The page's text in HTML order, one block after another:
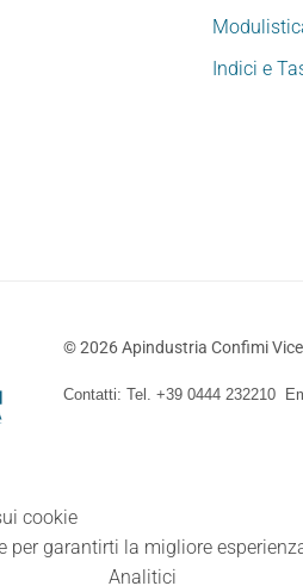
Indici e
©2026Apindustria Confimi
Contatti: Tel. +39 0444 232210
cookie
per garantirti la migliore
Analitici